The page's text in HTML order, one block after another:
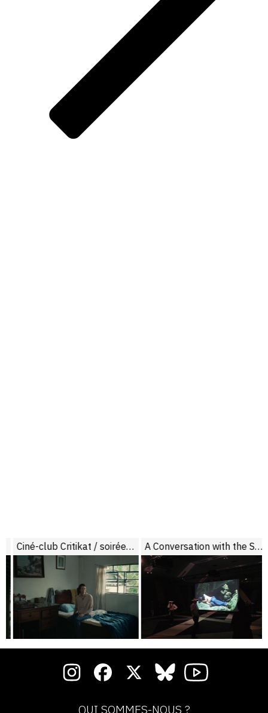
Ciné-club Critikat / soirée de lancement du numéro papier : Memoria A Conversation with the Sun
QUI SOMMES-NOUS ?